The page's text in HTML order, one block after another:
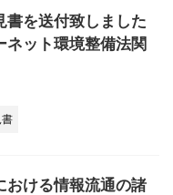
書を送付致しました
ネット環境整備法関
おける情報流通の諸